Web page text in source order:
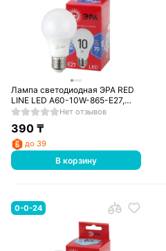
Лампа светодиодная ЭРА RED
LINE LED A60-10W-865-E27,
холодный
Нет отзывов
390₸
до 39
В корзину
0-0-24